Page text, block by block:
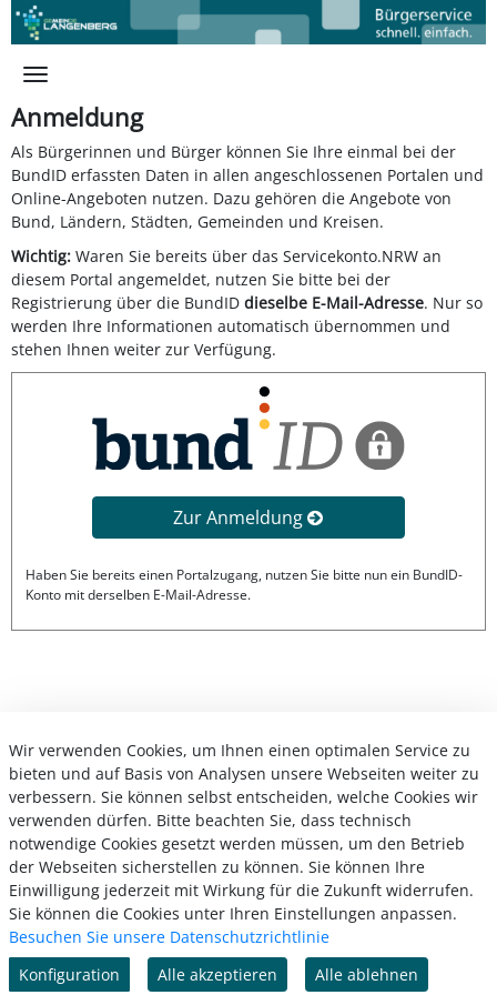
Zum Hauptinhalt springen
Anmeldung
Als Bürgerinnen und Bürger können Sie Ihre einmal bei der
BundID erfassten Daten in allen angeschlossenen Portalen und
Online-Angeboten nutzen. Dazu gehören die Angebote von
Bund, Ländern, Städten, Gemeinden und Kreisen.
Wichtig: Waren Sie bereits über das Servicekonto.NRW an
diesem Portal angemeldet, nutzen Sie bitte bei der
Registrierung über die BundID dieselbe E-Mail-Adresse. Nur so
werden Ihre Informationen automatisch übernommen und
stehen Ihnen weiter zur Verfügung.
Zur Anmeldung
Haben Sie bereits einen Portalzugang, nutzen Sie bitte nun ein BundID-
Konto mit derselben E-Mail-Adresse.
Wir verwenden Cookies, um Ihnen einen optimalen Service zu
bieten und auf Basis von Analysen unsere Webseiten weiter zu
verbessern. Sie können selbst entscheiden, welche Cookies wir
verwenden dürfen. Bitte beachten Sie, dass technisch
notwendige Cookies gesetzt werden müssen, um den Betrieb
der Webseiten sicherstellen zu können. Sie können Ihre
Einwilligung jederzeit mit Wirkung für die Zukunft widerrufen.
Sie können die Cookies unter Ihren Einstellungen anpassen.
Besuchen Sie unsere Datenschutzrichtlinie
Konfiguration
Alle akzeptieren Alle ablehnen